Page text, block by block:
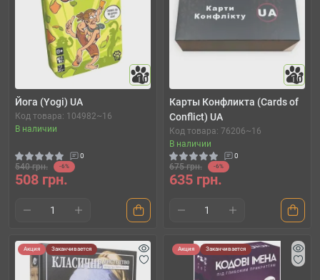
10
Йога (Yogi) UA
Код товара: 104982~16
В наличии
0
540 грн. -6%
508 грн.
10
Карты Конфликта (Cards of
Сonflict) UA
Код товара: 76206~16
В наличии
0
675 грн. -6%
635 грн.
Акция Заканчивается Акция Заканчивается